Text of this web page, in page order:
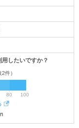
したいですか？
2件）
80 100